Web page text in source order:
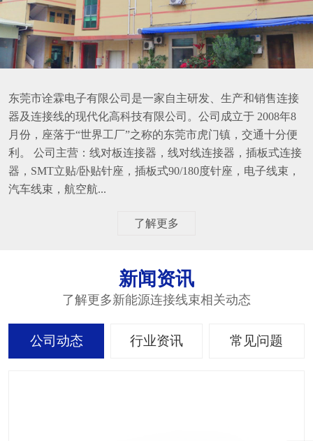
东莞市诠霖电子有限公司是一家自主研发、生产和销售连接
器及连接线的现代化高科技有限公司。公司成立于 2008年8
月份，座落于“世界工厂”之称的东莞市虎门镇，交通十分便
利。 公司主营：线对板连接器，线对线连接器，插板式连接
器，SMT立贴/卧贴针座，插板式90/180度针座，电子线束，
汽车线束，航空航...
了解更多
新闻资讯
了解更多新能源连接线束相关动态
公司动态 行业资讯 常见问题